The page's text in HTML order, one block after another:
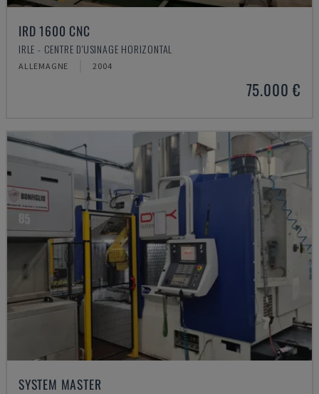
IRD 1600 CNC
IRLE - CENTRE D'USINAGE HORIZONTAL
ALLEMAGNE 2004
75.000 €
SYSTEM MASTER